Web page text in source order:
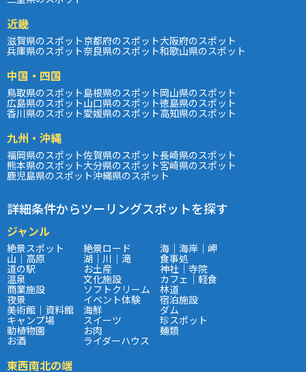
近畿
滋賀県のスポット京都府のスポット大阪府のスポット
兵庫県のスポット奈良県のスポット和歌山県のスポット
中国・四国
鳥取県のスポット島根県のスポット岡山県のスポット
広島県のスポット山口県のスポット徳島県のスポット
香川県のスポット愛媛県のスポット高知県のスポット
九州・沖縄
福岡県のスポット佐賀県のスポット長崎県のスポット
熊本県のスポット大分県のスポット宮崎県のスポット
鹿児島県のスポット沖縄県のスポット
詳細条件からツーリングスポットを探す
ジャンル
絶景スポット 絶景ロード 海｜海岸｜岬
山｜高原 湖｜川｜滝 食事処
道の駅 お土産 神社｜寺院
温泉 文化施設 カフェ｜軽食
商業施設 ソフトクリーム 林道
夜景 イベント体験 宿泊施設
美術館｜資料館 海鮮 ダム
キャンプ場 スイーツ 珍スポット
動植物園 お肉 麺類
お酒 ライダーハウス
東西南北の端